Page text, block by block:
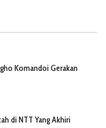
Komandoi Gerakan
di NTT Yang Akhiri